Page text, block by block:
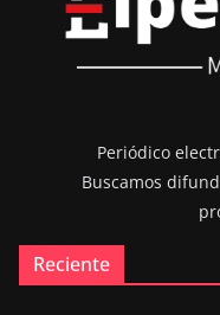
Periódico
Buscamos
Reciente